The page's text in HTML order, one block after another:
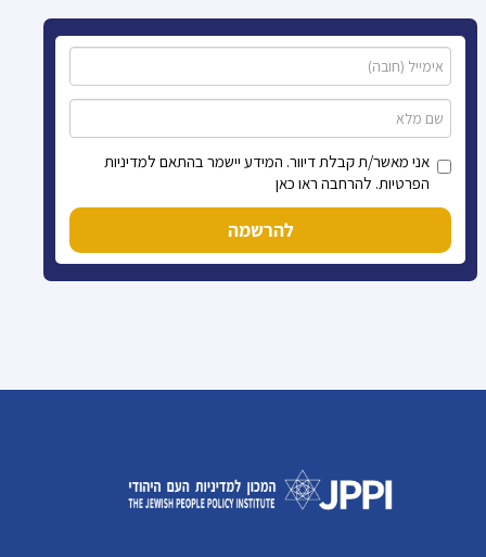
אני מאשר/ת קבלת דיוור. המידע יישמר בהתאם למדיניות
הפרטיות. להרחבה ראו כאן
להרשמה